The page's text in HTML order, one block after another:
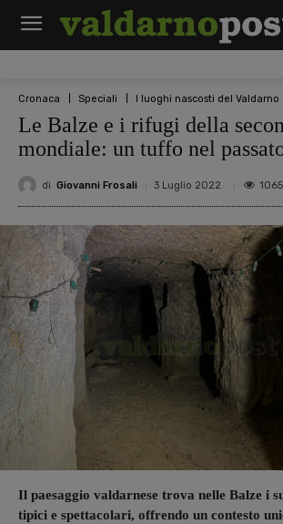
Cronaca Speciali I luoghi nascosti del Valdarno
Le Balze e i rifugi della
mondiale: un tuffo nel
di Giovanni Frosali 3 Luglio 2022
Il paesaggio valdarnese trova nelle Balze i
tipici e spettacolari, offrendo un contesto